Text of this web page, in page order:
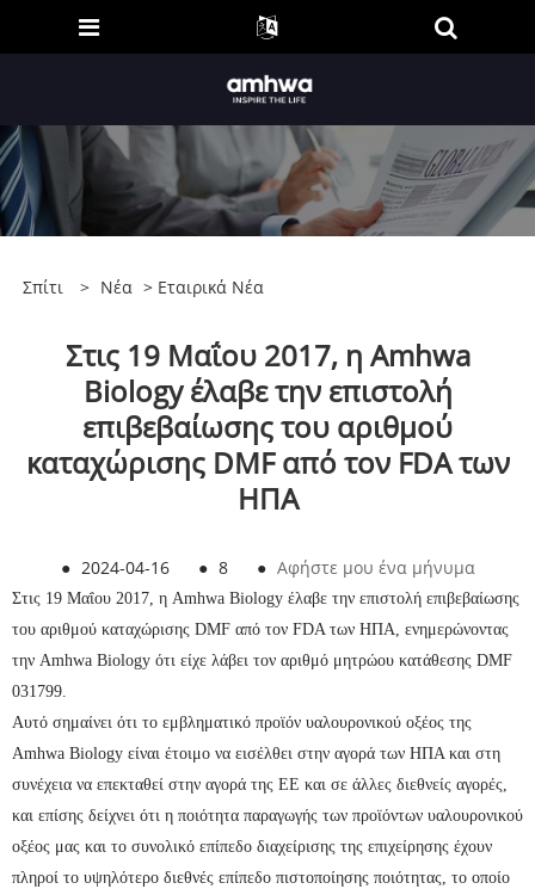
Σπίτι > Νέα > Εταιρικά Νέα
Στις 19 Μαΐου 2017, η Amhwa
Biology έλαβε την επιστολή
επιβεβαίωσης του αριθμού
καταχώρισης DMF από τον FDA των
ΗΠΑ
● 2024-04-16 ● 8 ● Αφήστε μου ένα μήνυμα
Στις 19 Μαΐου 2017, η Amhwa Biology έλαβε την επιστολή επιβεβαίωσης
του αριθμού καταχώρισης DMF από τον FDA των ΗΠΑ, ενημερώνοντας
την Amhwa Biology ότι είχε λάβει τον αριθμό μητρώου κατάθεσης DMF
031799.
Αυτό σημαίνει ότι το εμβληματικό προϊόν υαλουρονικού οξέος της
Amhwa Biology είναι έτοιμο να εισέλθει στην αγορά των ΗΠΑ και στη
συνέχεια να επεκταθεί στην αγορά της ΕΕ και σε άλλες διεθνείς αγορές,
και επίσης δείχνει ότι η ποιότητα παραγωγής των προϊόντων υαλουρονικού
οξέος μας και το συνολικό επίπεδο διαχείρισης της επιχείρησης έχουν
πληροί το υψηλότερο διεθνές επίπεδο πιστοποίησης ποιότητας, το οποίο